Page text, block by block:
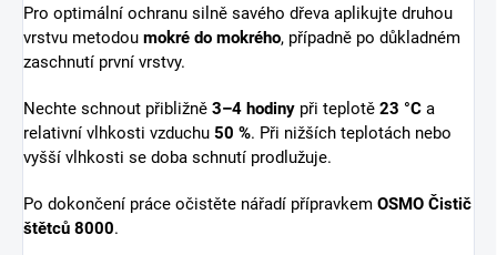
Pro optimální ochranu silně savého dřeva aplikujte druhou
vrstvu metodou mokré do mokrého, případně po důkladném
zaschnutí první vrstvy.
Nechte schnout přibližně 3–4 hodiny při teplotě 23 °C a
relativní vlhkosti vzduchu 50 %. Při nižších teplotách nebo
vyšší vlhkosti se doba schnutí prodlužuje.
Po dokončení práce očistěte nářadí přípravkem OSMO Čistič
štětců 8000.